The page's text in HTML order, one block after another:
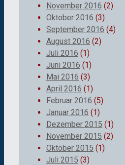
November 2016 (2)
Oktober 2016 (3)
September 2016 (4)
August 2016 (2)
Juli 2016 (1)
Juni 2016 (1)
Mai 2016 (3)
April 2016 (1)
Februar 2016 (5)
Januar 2016 (1)
Dezember 2015 (1)
November 2015 (2)
Oktober 2015 (1)
Juli 2015 (3)